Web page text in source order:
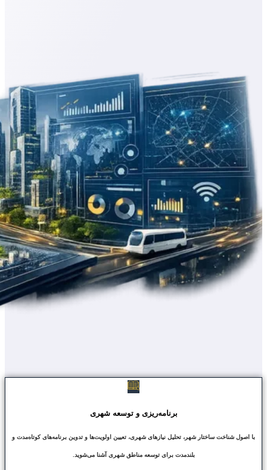
برنامه‌ریزی و توسعه شهری
با اصول شناخت ساختار شهر، تحلیل نیازهای شهری، تعیین اولویت‌ها و تدوین برنامه‌های کوتاه‌مدت و
بلندمدت برای توسعه مناطق شهری آشنا می‌شوید.